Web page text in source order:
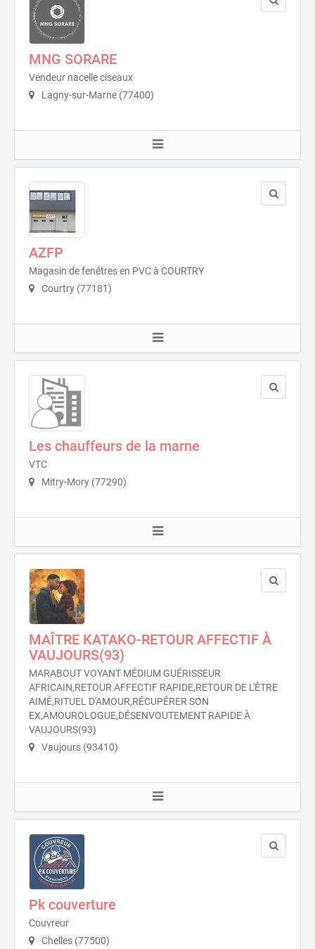
MNG SORARE
Vendeur nacelle ciseaux
Lagny-sur-Marne (77400)
AZFP
Magasin de fenêtres en PVC à COURTRY
Courtry (77181)
Les chauffeurs de la marne
VTC
Mitry-Mory (77290)
MAÎTRE KATAKO-RETOUR AFFECTIF À
VAUJOURS(93)
MARABOUT VOYANT MÉDIUM GUÉRISSEUR
AFRICAIN,RETOUR AFFECTIF RAPIDE,RETOUR DE L'ÊTRE
AIMÉ,RITUEL D'AMOUR,RÉCUPÉRER SON
EX,AMOUROLOGUE,DÉSENVOUTEMENT RAPIDE À
VAUJOURS(93)
Vaujours (93410)
Pk couverture
Couvreur
Chelles (77500)